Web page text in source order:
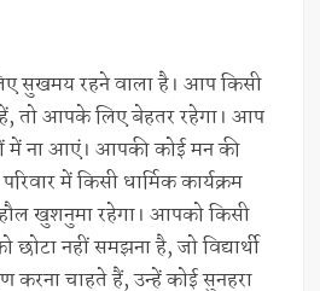
सुखमय रहने वाला है। आप किसी
तो आपके लिए बेहतर रहेगा। आप
में ना आएं। आपकी कोई मन की
में किसी धार्मिक कार्यक्रम
खुशनुमा रहेगा। आपको किसी
नहीं समझना है, जो विद्यार्थी
करना चाहते हैं, उन्हें कोई सुनहरा